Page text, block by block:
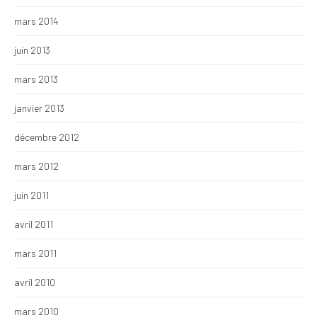
mars 2014
juin 2013
mars 2013
janvier 2013
décembre 2012
mars 2012
juin 2011
avril 2011
mars 2011
avril 2010
mars 2010